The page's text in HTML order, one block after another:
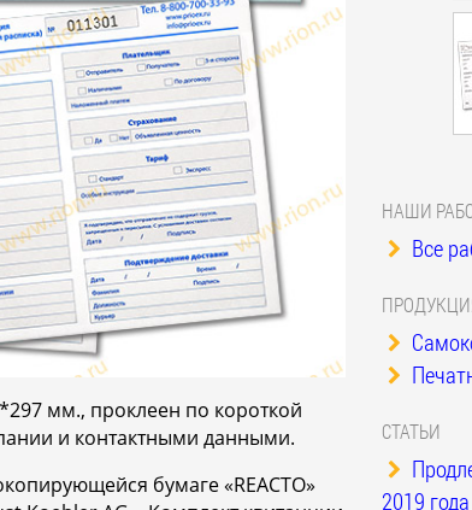
мм., проклеен по короткой
и контактными данными.
бумаге «REACTO»
НАШИ
Все
СТАТЬИ
2019 года